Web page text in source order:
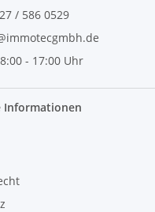
/ 586 0529
- 17:00 Uhr
Informationen